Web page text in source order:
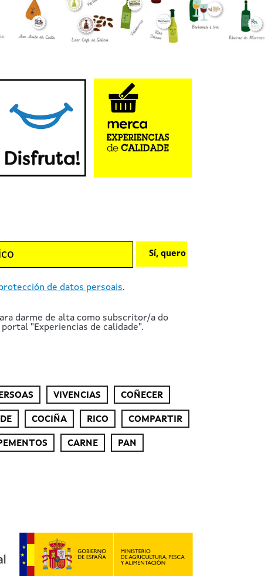
de datos persoais.
darme de alta como subscritor/a do
"Experiencias de calidade".
Sí, quero
VIVENCIAS COÑECER
COCIÑA RICO COMPARTIR
CARNE PAN